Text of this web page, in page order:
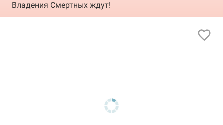
Владения Смертных ждут!